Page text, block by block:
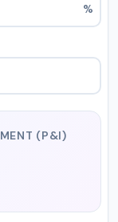
%
(P&I)